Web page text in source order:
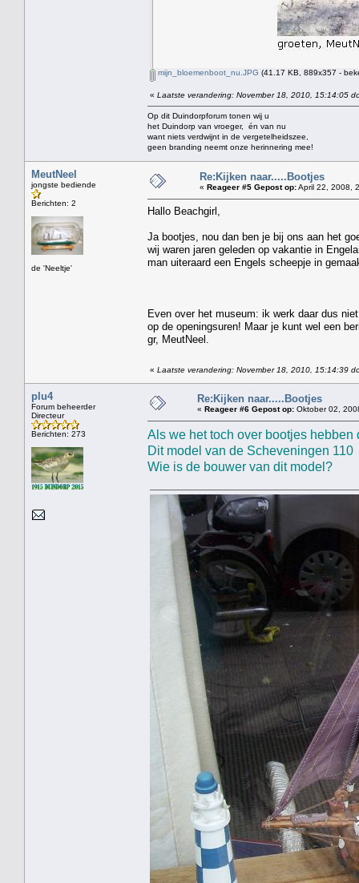
mijn_bloemenboot_nu.JPG (41.17 KB, 889x357 -
« Laatste verandering: November 18, 2010, 15:14:05
Op dit Duindorpforum tonen wij u
het Duindorp van vroeger, én van nu
want niets verdwijnt in de vergetelheidszee,
geen branding neemt onze herinnering mee!
MeutNeel
jongste bediende
Berichten: 2
de 'Neeltje'
Re:Kijken naar.....Bootjes
« Reageer #5 Gepost op:April 22, 2008,
Hallo Beachgirl,
Ja bootjes, nou dan ben je bij ons aan het
wij waren jaren geleden op vakantie in
man uiteraard een Engels scheepje in
Even over het museum: ik werk daar dus
op de openingsuren! Maar je kunt wel een
gr, MeutNeel.
« Laatste verandering: November 18, 2010, 15:14:39
plu4
Forum beheerder
Directeur
Berichten: 273
Re:Kijken naar.....Bootjes
« Reageer #6 Gepost op: Oktober 02,
Als we het toch over bootjes
Dit model van de Scheveningen
Wie is de bouwer van dit model?